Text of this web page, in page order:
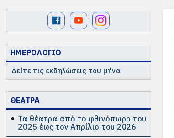
ΗΜΕΡΟΛΟΓΙΟ
Δείτε τις εκδηλώσεις του μήνα
ΘΕΑΤΡΑ
Τα θέατρα από το φθινόπωρο του
2025 έως τον Απρίλιο του 2026